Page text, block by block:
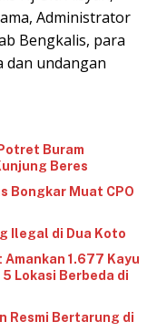
Administrator
Bengkalis, para
dan undangan
Buram
Beres
Bongkar Muat CPO
Ilegal di Dua Koto‎
1.677 Kayu
Lokasi Berbeda di
Resmi Bertarung di